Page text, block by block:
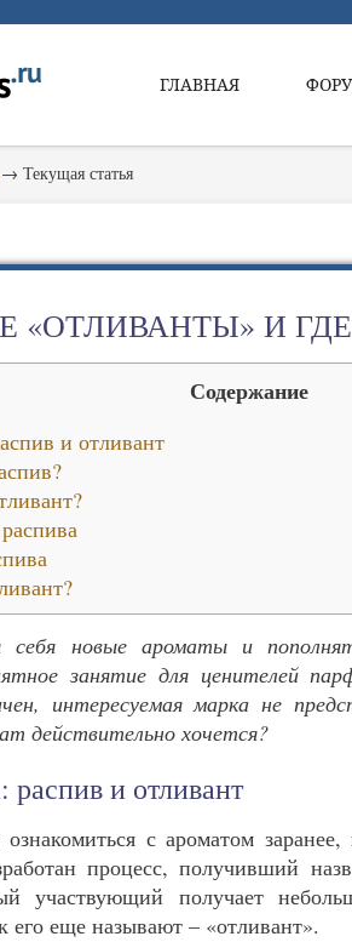
ГЛАВНАЯ
→ Текущая статья
«ОТЛИВАНТЫ» И
Содержание
и отливант
новые ароматы и
занятие для ценителей
интересуемая марка не
действительно хочется?
распив и отливант
с ароматом
процесс, получивший
участвующий получает
еще называют – «отливант».